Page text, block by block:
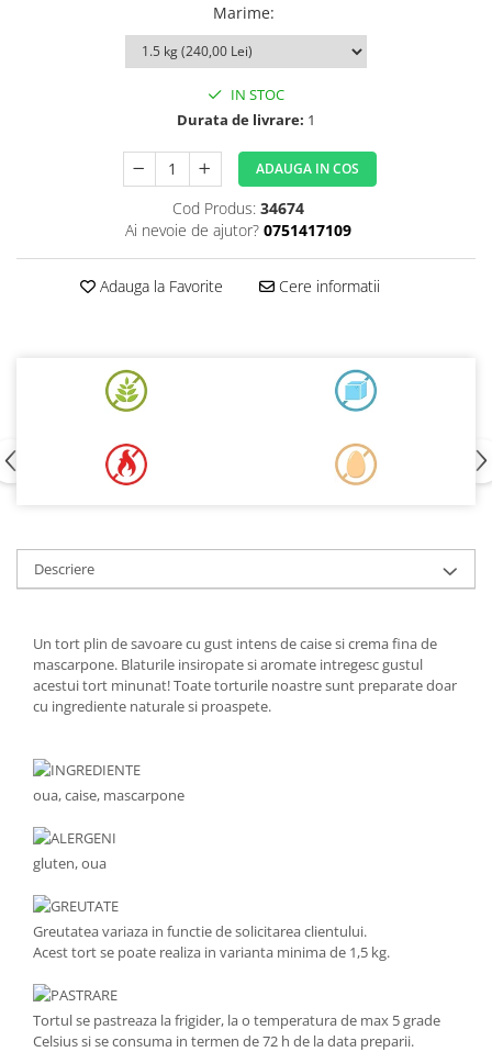
Marime:
IN STOC
Durata de livrare: 1
ADAUGA IN COS
Cod Produs: 34674
Ai nevoie de ajutor? 0751417109
Adauga la Favorite Cere informatii
Descriere
Un tort plin de savoare cu gust intens de caise si crema fina de
mascarpone. Blaturile insiropate si aromate intregesc gustul
acestui tort minunat! Toate torturile noastre sunt preparate doar
cu ingrediente naturale si proaspete.
INGREDIENTE
oua, caise, mascarpone
ALERGENI
gluten, oua
GREUTATE
Greutatea variaza in functie de solicitarea clientului.
Acest tort se poate realiza in varianta minima de 1,5 kg.
PASTRARE
Tortul se pastreaza la frigider, la o temperatura de max 5 grade
Celsius si se consuma in termen de 72 h de la data preparii.